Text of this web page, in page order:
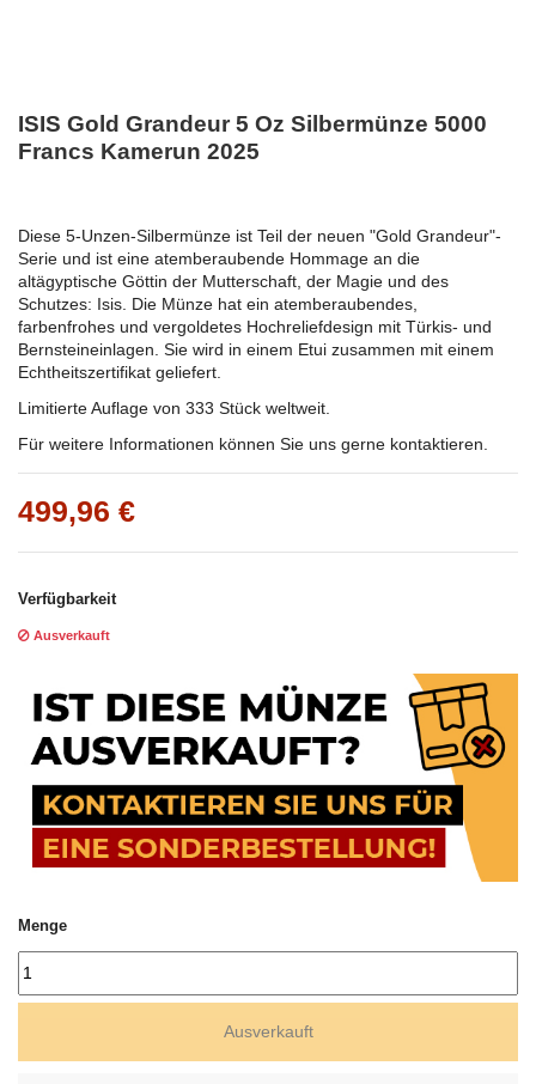
ISIS Gold Grandeur 5 Oz Silbermünze 5000
Francs Kamerun 2025
Diese 5-Unzen-Silbermünze ist Teil der neuen "Gold Grandeur"-
Serie und ist eine atemberaubende Hommage an die
altägyptische Göttin der Mutterschaft, der Magie und des
Schutzes: Isis. Die Münze hat ein atemberaubendes,
farbenfrohes und vergoldetes Hochreliefdesign mit Türkis- und
Bernsteineinlagen. Sie wird in einem Etui zusammen mit einem
Echtheitszertifikat geliefert.
Limitierte Auflage von 333 Stück weltweit.
Für weitere Informationen können Sie uns gerne kontaktieren.
499,96 €
Verfügbarkeit
Ausverkauft
Menge
Ausverkauft